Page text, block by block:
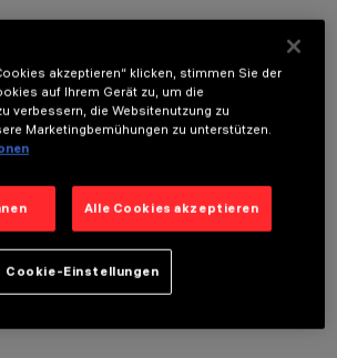
KOMPONENTEN
DATEN
akzeptieren“ klicken, stimmen Sie der
auf Ihrem Gerät zu, um die
verbessern, die Websitenutzung zu
Marketingbemühungen zu unterstützen.
Alle Cookies akzeptieren
Cookie-Einstellungen